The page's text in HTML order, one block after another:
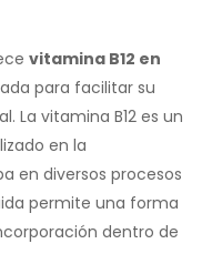
vitamina B12 en
para facilitar su
La vitamina B12 es un
en la
en diversos procesos
permite una forma
dentro de